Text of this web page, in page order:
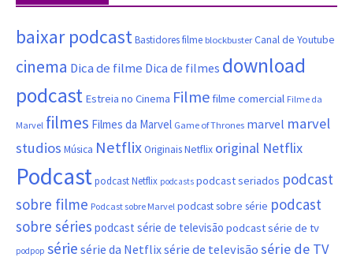
baixar podcastBastidores filme blockbuster Canal de Youtube
cinema Dica de filme Dica de filmes download
podcast Estreia no Cinema Filmefilme comercial Filme da
Marvel filmes Filmes da Marvel Game of Thrones marvel marvel
studios Música NetflixOriginais Netflix original Netflix
Podcastpodcast Netflix podcasts podcast seriados podcast
sobre filme Podcast sobre Marvel podcast sobre série podcast
sobre séries podcast série de televisão podcast série de tv
podpop série série da Netflixsérie de televisão série de TV